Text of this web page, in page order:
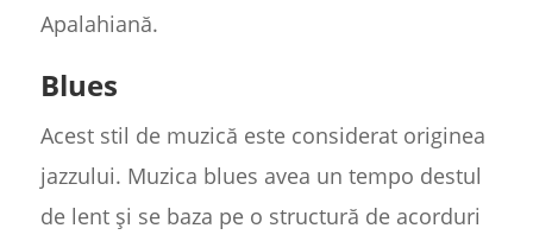
Apalahiană.
Blues
Acest stil de muzică este considerat originea
jazzului. Muzica blues avea un tempo destul
de lent și se baza pe o structură de acorduri